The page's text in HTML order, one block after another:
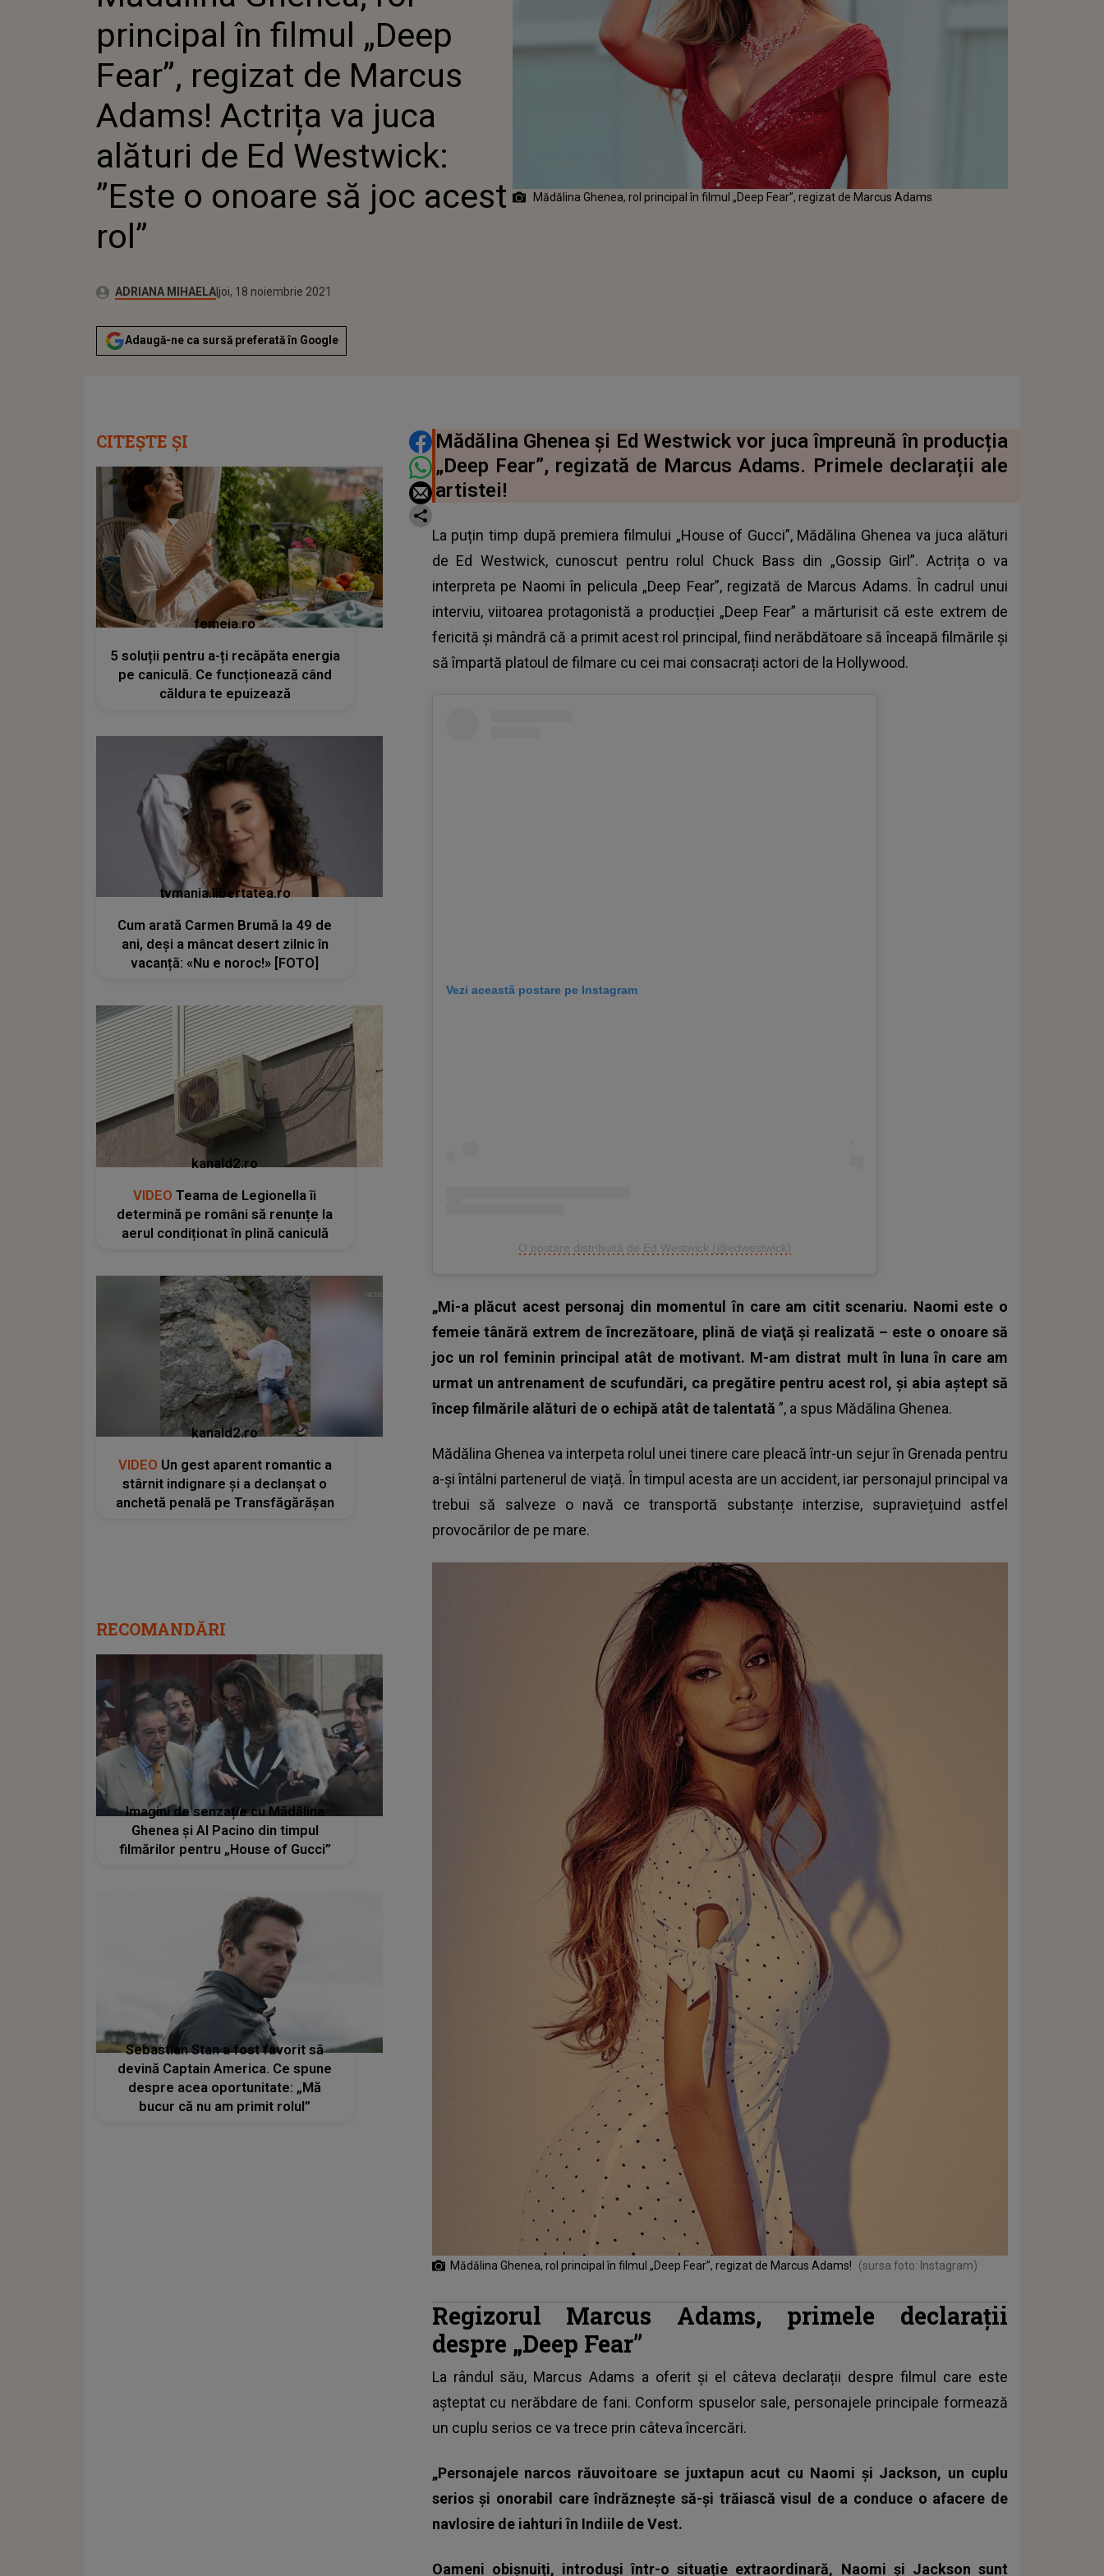
WESTWICK: ”ESTE O ONOARE SĂ JOC ACEST
ROL”
principal în filmul „Deep
Fear”, regizat de Marcus
Adams! Actrița va juca
alături de Ed Westwick:
”Este o onoare să joc acest
rol”
Autor:ADRIANA MIHAELAPublicat:
joi, 18 noiembrie 2021
Actualizat:
joi, 18 noiembrie 2021
Adaugă-ne ca sursă preferată în Google
Mădălina Ghenea, rol principal în filmul „Deep Fear”, regizat de Marcus Adams
DISTRIBUIE ARTICOLUL
Mădălina Ghenea şi Ed Westwick vor juca împreună în producția
„Deep Fear”, regizată de Marcus Adams. Primele declarații ale
artistei!
La puțin timp după premiera filmului „House of Gucci”, Mădălina Ghenea va juca alături
de Ed Westwick, cunoscut pentru rolul Chuck Bass din „Gossip Girl”. Actrița o va
interpreta pe Naomi în pelicula „Deep Fear”, regizată de Marcus Adams. În cadrul unui
interviu, viitoarea protagonistă a producției „Deep Fear” a mărturisit că este extrem de
fericită și mândră că a primit acest rol principal, fiind nerăbdătoare să înceapă filmările și
să împartă platoul de filmare cu cei mai consacrați actori de la Hollywood.
Vezi această postare pe Instagram
O postare distribuită de Ed Westwick (@edwestwick)
„Mi-a plăcut acest personaj din momentul în care am citit scenariu. Naomi este o
femeie tânără extrem de încrezătoare, plină de viaţă şi realizată – este o onoare să
joc un rol feminin principal atât de motivant. M-am distrat mult în luna în care am
urmat un antrenament de scufundări, ca pregătire pentru acest rol, şi abia aştept să
încep filmările alături de o echipă atât de talentată ”, a spus Mădălina Ghenea.
Mădălina Ghenea va interpeta rolul unei tinere care pleacă într-un sejur în Grenada pentru
a-și întâlni partenerul de viață. În timpul acesta are un accident, iar personajul principal va
trebui să salveze o navă ce transportă substanțe interzise, supraviețuind astfel
provocărilor de pe mare.
Mădălina Ghenea, rol principal în filmul „Deep Fear”, regizat de Marcus Adams! (sursa foto: Instagram)
Regizorul Marcus Adams, primele declarații
despre „Deep Fear”
La rândul său, Marcus Adams a oferit și el câteva declarații despre filmul care este
așteptat cu nerăbdare de fani. Conform spuselor sale, personajele principale formează
un cuplu serios ce va trece prin câteva încercări.
„Personajele narcos răuvoitoare se juxtapun acut cu Naomi și Jackson, un cuplu
serios și onorabil care îndrăznește să-și trăiască visul de a conduce o afacere de
navlosire de iahturi în Indiile de Vest.
Oameni obișnuiți, introduși într-o situație extraordinară, Naomi și Jackson sunt
CITEȘTE ȘI
femeia.ro
5 soluții pentru a-ți recăpăta energia
pe caniculă. Ce funcționează când
căldura te epuizează
tvmania.libertatea.ro
Cum arată Carmen Brumă la 49 de
ani, deși a mâncat desert zilnic în
vacanță: «Nu e noroc!» [FOTO]
kanald2.ro
VIDEO Teama de Legionella îi
determină pe români să renunțe la
aerul condiționat în plină caniculă
kanald2.ro
VIDEO Un gest aparent romantic a
stârnit indignare și a declanșat o
anchetă penală pe Transfăgărășan
RECOMANDĂRI
Imagini de senzație cu Mădălina
Ghenea și Al Pacino din timpul
filmărilor pentru „House of Gucci”
Sebastian Stan a fost favorit să
devină Captain America. Ce spune
despre acea oportunitate: „Mă
bucur că nu am primit rolul”